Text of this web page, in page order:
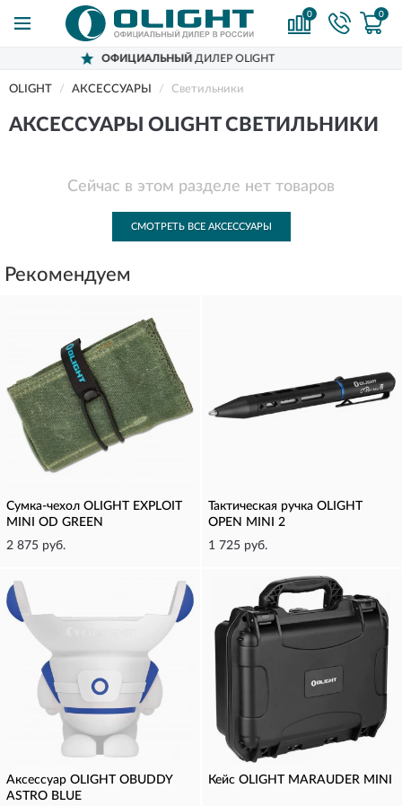
0 0
ОФИЦИАЛЬНЫЙДИЛЕР OLIGHT
OLIGHT АКСЕССУАРЫ Светильники
АКСЕССУАРЫ OLIGHT СВЕТИЛЬНИКИ
Сейчас в этом разделе нет товаров
СМОТРЕТЬ ВСЕ АКСЕССУАРЫ
Рекомендуем
Сумка-чехол OLIGHT EXPLOIT
MINI OD GREEN
2 875 руб.
Тактическая ручка OLIGHT
OPEN MINI 2
1 725 руб.
Аксессуар OLIGHT OBUDDY
ASTRO BLUE
Кейс OLIGHT MARAUDER MINI